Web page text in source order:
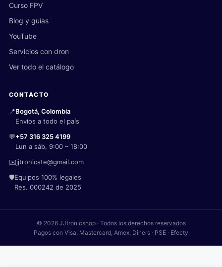
Curso FPV
Blog y guías
YouTube
Servicios con dron
Ver todo el catálogo
CONTACTO
📍Bogotá, Colombia
Envíos a todo el país
💬+57 316 325 4199
Lun a sáb, 9:00 – 18:00
✉️jjtronicste@gmail.com
🛡️Equipos 100% legales
Res. 000242 de 2025
© 2026 JJtronicshop · Todos los derechos reservados
Pagos con Visa, Mastercard, Amex, Diners · PSE · Efecty